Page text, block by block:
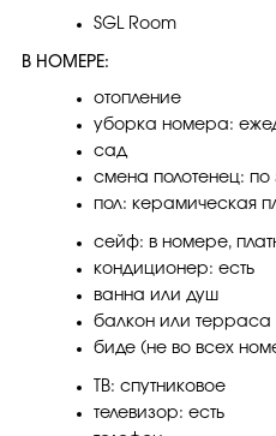
SGL Room
В НОМЕРЕ:
отопление
уборка номера:
сад
смена полотенец: по
пол: керамическая
сейф: в номере,
кондиционер: есть
ванна или душ
балкон или терраса
биде (не во всех
ТВ: спутниковое
телевизор: есть